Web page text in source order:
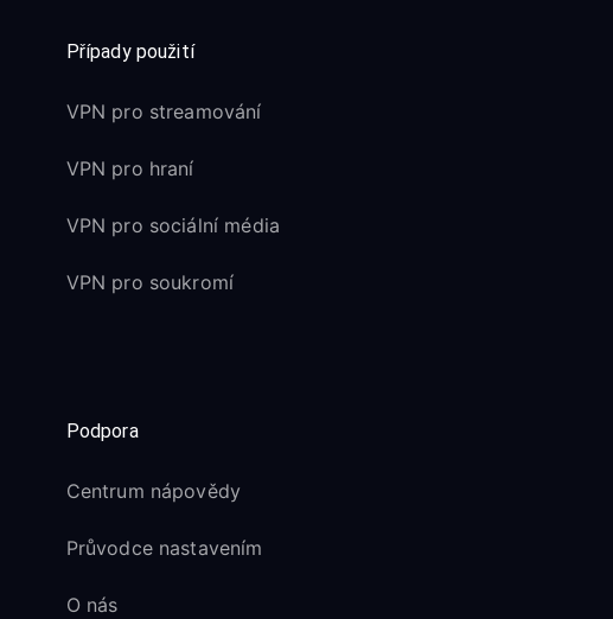
Případy použití
VPN pro streamování
VPN pro hraní
VPN pro sociální média
VPN pro soukromí
Podpora
Centrum nápovědy
Průvodce nastavením
O nás